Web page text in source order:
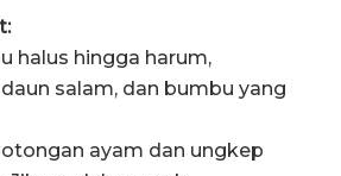
halus hingga harum,
salam, dan bumbu yang
ayam dan ungkep